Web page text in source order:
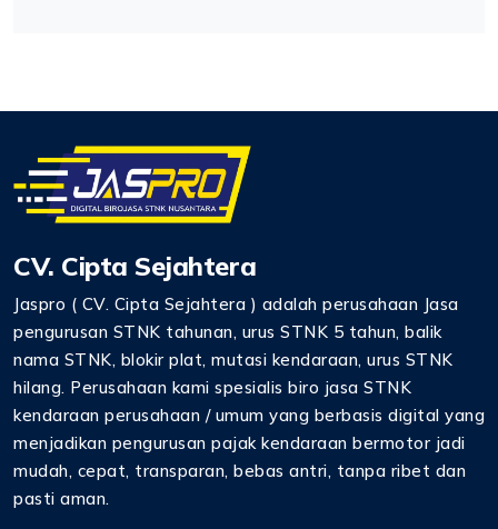
CV. Cipta Sejahtera
Jaspro ( CV. Cipta Sejahtera ) adalah perusahaan Jasa
pengurusan STNK tahunan, urus STNK 5 tahun, balik
nama STNK, blokir plat, mutasi kendaraan, urus STNK
hilang. Perusahaan kami spesialis biro jasa STNK
kendaraan perusahaan / umum yang berbasis digital yang
menjadikan pengurusan pajak kendaraan bermotor jadi
mudah, cepat, transparan, bebas antri, tanpa ribet dan
pasti aman.